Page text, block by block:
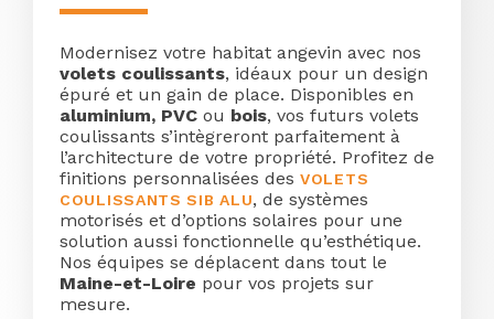
Modernisez votre habitat angevin avec nos
volets coulissants, idéaux pour un design
épuré et un gain de place. Disponibles en
aluminium, PVC ou bois, vos futurs volets
coulissants s’intègreront parfaitement à
l’architecture de votre propriété. Profitez de
finitions personnalisées des VOLETS
COULISSANTS SIB ALU, de systèmes
motorisés et d’options solaires pour une
solution aussi fonctionnelle qu’esthétique.
Nos équipes se déplacent dans tout le
Maine-et-Loire pour vos projets sur
mesure.